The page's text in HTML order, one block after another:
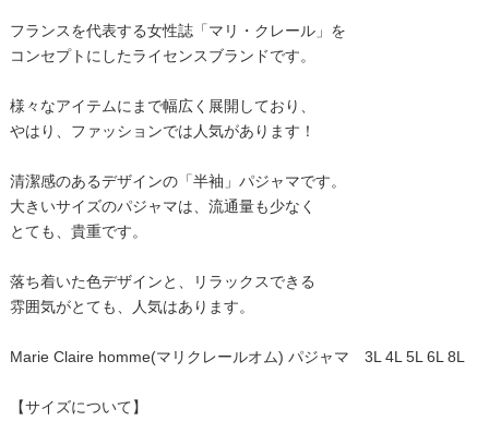
フランスを代表する女性誌「マリ・クレール」を
コンセプトにしたライセンスブランドです。
様々なアイテムにまで幅広く展開しており、
やはり、ファッションでは人気があります！
清潔感のあるデザインの「半袖」パジャマです。
大きいサイズのパジャマは、流通量も少なく
とても、貴重です。
落ち着いた色デザインと、リラックスできる
雰囲気がとても、人気はあります。
Marie Claire homme(マリクレールオム) パジャマ 3L 4L 5L 6L 8L
【サイズについて】